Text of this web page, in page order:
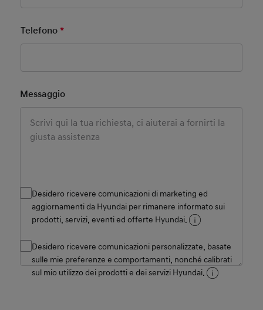
Telefono *Mandatory Field
Messaggio
Desidero ricevere comunicazioni di marketing ed
aggiornamenti da Hyundai per rimanere informato sui
prodotti, servizi, eventi ed offerte Hyundai.
Desidero ricevere comunicazioni personalizzate, basate
sulle mie preferenze e comportamenti, nonché calibrati
sul mio utilizzo dei prodotti e dei servizi Hyundai.